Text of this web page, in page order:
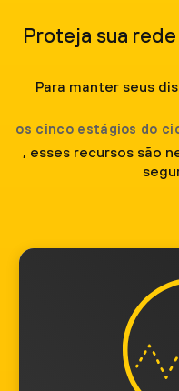
Proteja sua
Para manter seus
os cinco estágios do
, esses recursos são